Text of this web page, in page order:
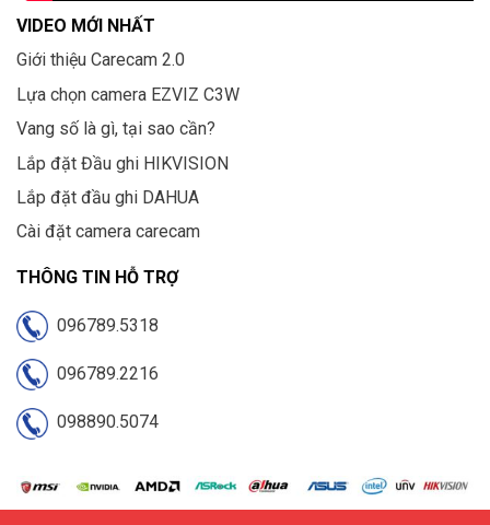
VIDEO MỚI NHẤT
Giới thiệu Carecam 2.0
Lựa chọn camera EZVIZ C3W
Vang số là gì, tại sao cần?
Lắp đặt Đầu ghi HIKVISION
Lắp đặt đầu ghi DAHUA
Cài đặt camera carecam
THÔNG TIN HỖ TRỢ
096789.5318
096789.2216
098890.5074